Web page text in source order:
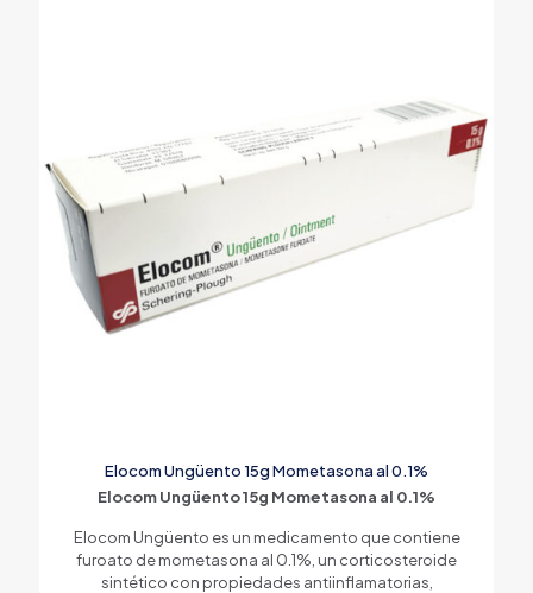
Elocom Ungüento 15g Mometasona al 0.1%
Elocom Ungüento 15g Mometasona al 0.1%
Elocom Ungüento es un medicamento que contiene
furoato de mometasona al 0.1%, un corticosteroide
sintético con propiedades antiinflamatorias,